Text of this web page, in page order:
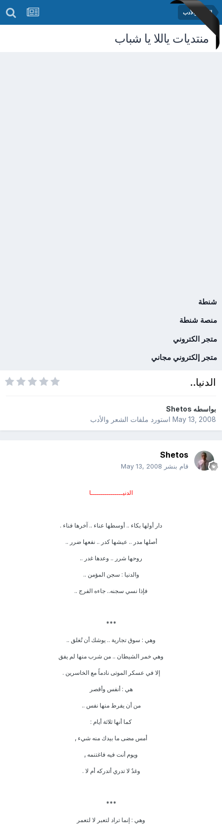
الشعر والأدب
منتديات ياللا يا شباب
شنطة
منصة شنطة
متجر الكتروني
متجر إلكتروني مجاني
الدنيا..
بواسطهShetos
May 13, 2008استورد ملفات الشعر والأدب
Shetos
قام بنشر May 13, 2008
الدنيــــــــــــــــا
دار أولها بكاء .. أوسطها عناء .. آخرها فناء .
أصلها مدر .. عيشها كدر .. نفعها ضرر ..
روحها شرر .. وعدها غدر ..
والدنيا : سجن المؤمن ..
فإذا نسي سجنه.. جاءه الفرج ..
***
وهي : سوق تجارية .. يوشك أن تُغلق ..
وهي خمر الشيطان .. من شرب منها لم يفق
إلا في عسكر الموتى نادماً مع الخاسرين .
هي : أنفس وأقصر
من أن يفرط منها نفس ..
كما أنها ثلاثة أيام :
أمس مضى ما بيدك منه شيء ,
ويوم أنت فيه فاغتنمه ,
وغدٌ لا تدري أتدركه أم لا .
***
وهي : إنما تراد لتعبر لا لتعمر